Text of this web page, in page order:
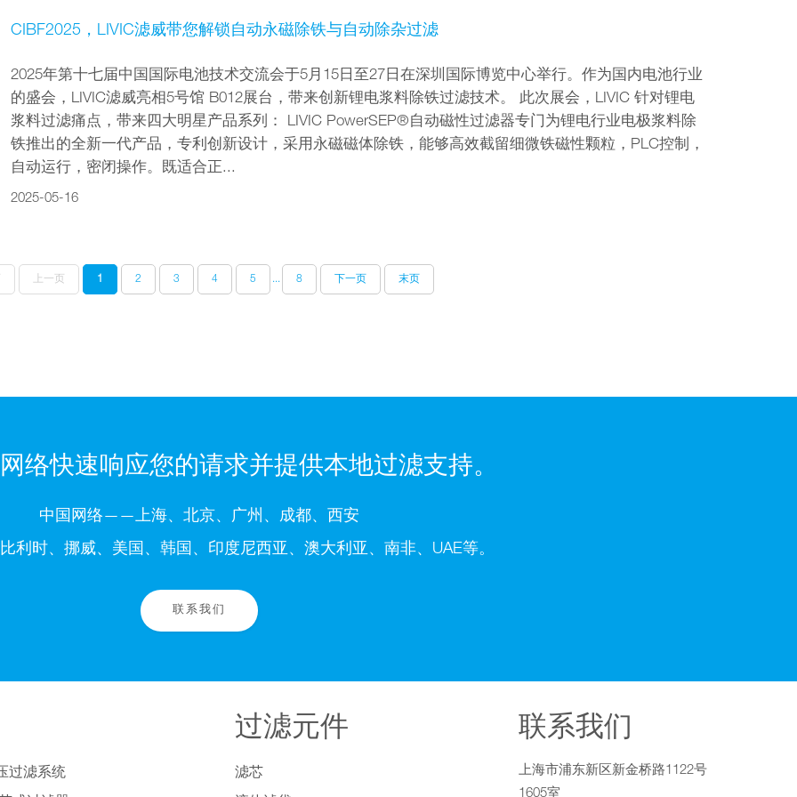
CIBF2025，LIVIC滤威带您解锁自动永磁除铁与自动除杂过滤
2025年第十七届中国国际电池技术交流会于5月15日至27日在深圳国际博览中心举行。作为国内电池行业
的盛会，LIVIC滤威亮相5号馆 B012展台，带来创新锂电浆料除铁过滤技术。 此次展会，LIVIC 针对锂电
浆料过滤痛点，带来四大明星产品系列： LIVIC PowerSEP®自动磁性过滤器专门为锂电行业电极浆料除
铁推出的全新一代产品，专利创新设计，采用永磁磁体除铁，能够高效截留细微铁磁性颗粒，PLC控制，
自动运行，密闭操作。既适合正...
2025-05-16
上一页 1 2 3 4 5 ... 8 下一页 末页
络快速响应您的请求并提供本地过滤支持。
中国网络——上海、北京、广州、成都、西安
时、挪威、美国、韩国、印度尼西亚、澳大利亚、南非、UAE等。
联系我们
过滤系统
过滤元件
滤芯
联系我们
上海市浦东新区新金桥路1122号
1605室